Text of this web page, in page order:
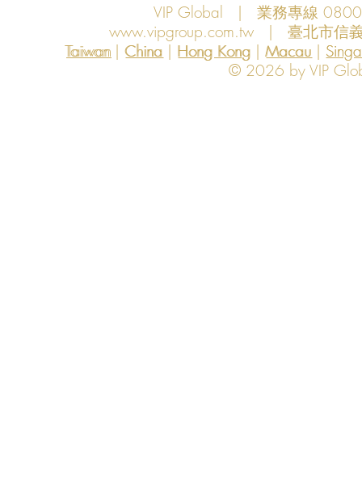
VIP Global | 業務專線
www.vipgroup.com.tw | 臺北市信
Taiwan | China | Hong Kong | Macau |
Hong Kong
China Macau
Taiwan
© 2026 by VIP